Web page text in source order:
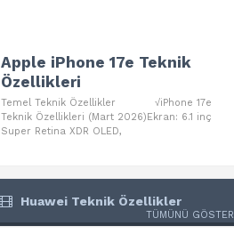
Apple iPhone 17e Teknik
Özellikleri
Temel Teknik Özellikler √iPhone 17e
Teknik Özellikleri (Mart 2026)Ekran: 6.1 inç
Super Retina XDR OLED,
Huawei Teknik Özellikler
TÜMÜNÜ GÖSTER